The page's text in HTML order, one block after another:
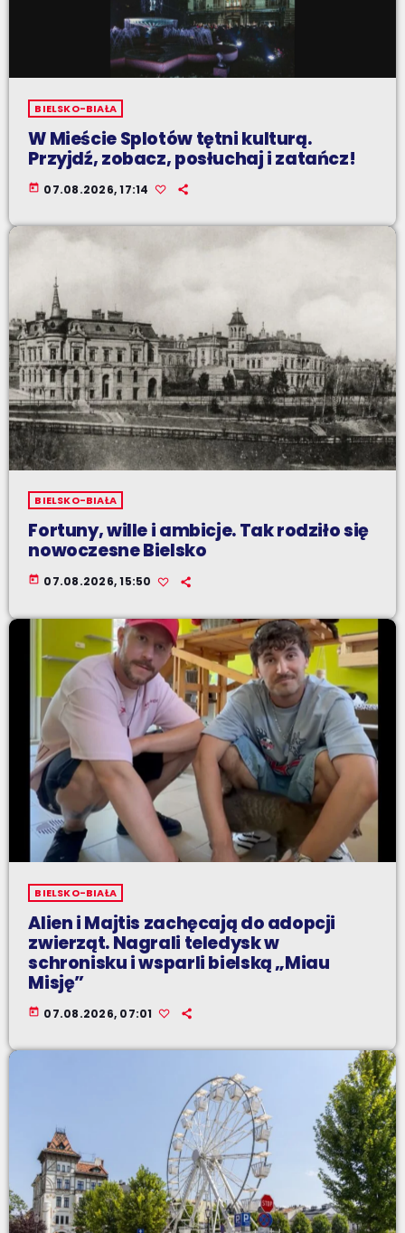
BIELSKO-BIAŁA
W Mieście Splotów tętni kulturą.
Przyjdź, zobacz, posłuchaj i zatańcz!
today 07.08.2026, 17:14
BIELSKO-BIAŁA
Fortuny, wille i ambicje. Tak rodziło się
nowoczesne Bielsko
today 07.08.2026, 15:50
BIELSKO-BIAŁA
Alien i Majtis zachęcają do adopcji
zwierząt. Nagrali teledysk w
schronisku i wsparli bielską „Miau
Misję”
today 07.08.2026, 07:01